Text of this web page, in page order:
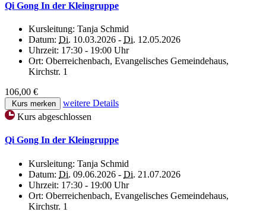
Qi Gong In der Kleingruppe
Kursleitung: Tanja Schmid
Datum: Di. 10.03.2026 - Di. 12.05.2026
Uhrzeit: 17:30 - 19:00 Uhr
Ort: Oberreichenbach, Evangelisches Gemeindehaus,
Kirchstr. 1
106,00 €
Kurs merken
weitere Details
Kurs abgeschlossen
Qi Gong In der Kleingruppe
Kursleitung: Tanja Schmid
Datum: Di. 09.06.2026 - Di. 21.07.2026
Uhrzeit: 17:30 - 19:00 Uhr
Ort: Oberreichenbach, Evangelisches Gemeindehaus,
Kirchstr. 1